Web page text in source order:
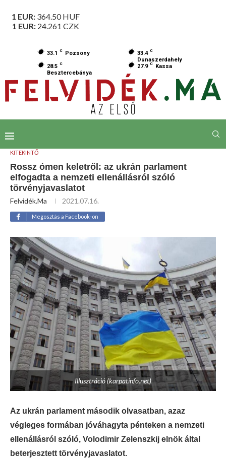
1 EUR: 364.50HUF
1 EUR: 24.261 CZK
33.1 C Pozsony 33.4 C
Dunaszerdahely
28.5 C
Besztercebánya
27.9 C Kassa
KITEKINTŐ
Rossz ómen keletről: az ukrán parlament
elfogadta a nemzeti ellenállásról szóló
törvényjavaslatot
Felvidék.ma 2021.07.16.
Megosztás a Facebook-on
Illusztráció (karpatinfo.net)
Az ukrán parlament második olvasatban, azaz
végleges formában jóváhagyta pénteken a nemzeti
ellenállásról szóló, Volodimir Zelenszkij elnök által
beterjesztett törvényjavaslatot.